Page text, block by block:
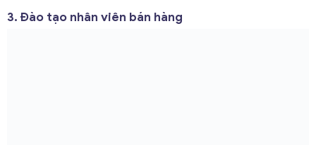
3. Đào tạo nhân viên bán hàng